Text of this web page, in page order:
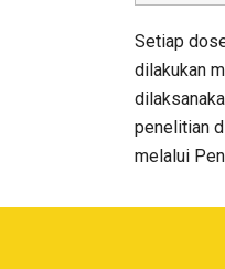
Setiap
dilakukan
penelitian
melalui